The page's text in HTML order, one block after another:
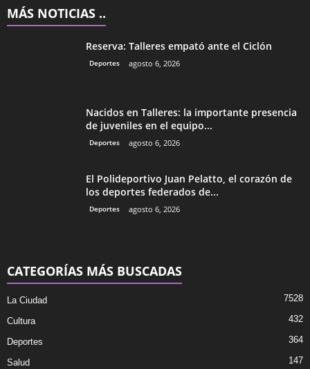
MÁS NOTICIAS ..
Reserva: Talleres empató ante el Ciclón
Deportes agosto 6, 2026
Nacidos en Talleres: la importante presencia
de juveniles en el equipo...
Deportes agosto 6, 2026
El Polideportivo Juan Pelatto, el corazón de
los deportes federados de...
Deportes agosto 6, 2026
CATEGORÍAS MÁS BUSCADAS
La Ciudad 7528
Cultura 432
Deportes 364
Salud 147